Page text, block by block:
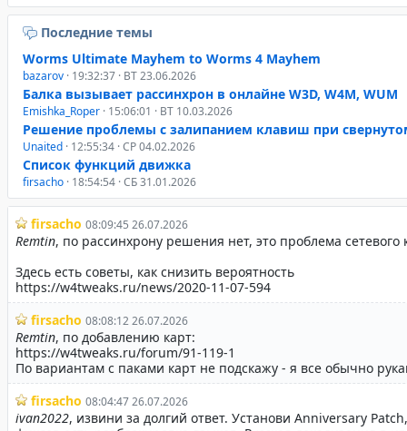
Последние темы
Worms Ultimate Mayhem to Worms 4 Mayhem
bazarov · 19:32:37 · ВТ 23.06.2026
Балка вызывает рассинхрон в онлайне W3D, W4M, WUM
Emishka_Roper · 15:06:01 · ВТ 10.03.2026
Решение проблемы с залипанием клавиш при
Unaited · 12:55:34 · СР 04.02.2026
Список функций движка
firsacho · 18:54:54 · СБ 31.01.2026